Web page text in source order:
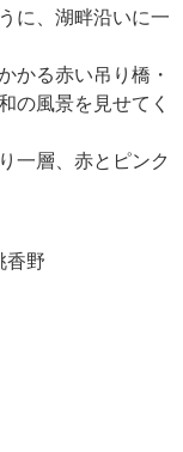
に、湖畔沿いに一
かる赤い吊り橋・
の風景を見せてく
一層、赤とピンク
香野